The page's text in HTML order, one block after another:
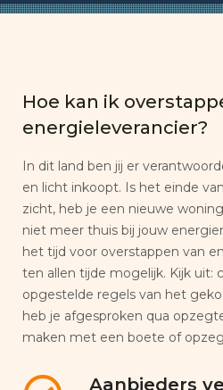
Hoe kan ik
energieleverancier?
In dit land ben jij er
en licht inkoopt. Is het einde
zicht, heb je een nieuwe
niet meer thuis bij jouw
het tijd voor overstappen van
ten allen tijde mogelijk. Kijk uit:
opgestelde regels van het
heb je afgesproken qua
maken met een boete of
Aanbieders